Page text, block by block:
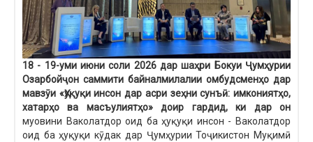
18 - 19-умииюни соли 2026дар шаҳри Бокуи Ҷумҳурии
Озарбойҷон саммити байналмилалии омбудсменҳо дар
мавзӯи «Ҳуқуқи инсон дар асри зеҳни сунъӣ: имкониятҳо,
хатарҳо ва масъулиятҳо» доир гардид, ки дар он
муовини Ваколатдор оид ба ҳуқуқи инсон - Ваколатдор
оид ба ҳуқуқи кӯдак дар Ҷумҳурии Тоҷикистон Муқимӣ